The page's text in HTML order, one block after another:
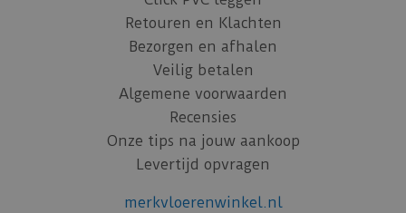
Retouren en Klachten
Bezorgen en afhalen
Veilig betalen
Algemene voorwaarden
Recensies
Onze tips na jouw aankoop
Levertijd opvragen
merkvloerenwinkel.nl